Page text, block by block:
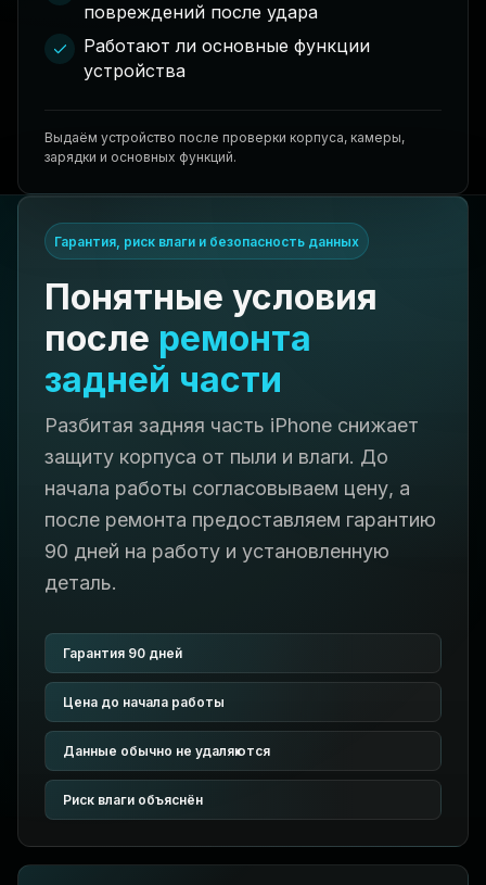
повреждений после удара
Работают ли основные функции
устройства
Выдаём устройство после проверки корпуса, камеры,
зарядки и основных функций.
Гарантия, риск влаги и безопасность данных
Понятные условия
после ремонта
задней части
Разбитая задняя часть iPhone снижает
защиту корпуса от пыли и влаги. До
начала работы согласовываем цену, а
после ремонта предоставляем гарантию
90 дней на работу и установленную
деталь.
Гарантия 90 дней
Цена до начала работы
Данные обычно не удаляются
Риск влаги объяснён